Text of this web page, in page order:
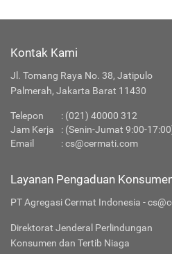
Kontak Kami
Jl. Tomang Raya No. 38, Jatipulo
Palmerah, Jakarta Barat 11430
Telepon : (021) 40000 312
Jam Kerja
: (Senin-Jumat 9:00-
Email
:cs@cermati.com
Layanan Pengaduan
PT Agregasi Cermat Indonesia -
Direktorat Jenderal Perlindungan
Konsumen dan Tertib Niaga